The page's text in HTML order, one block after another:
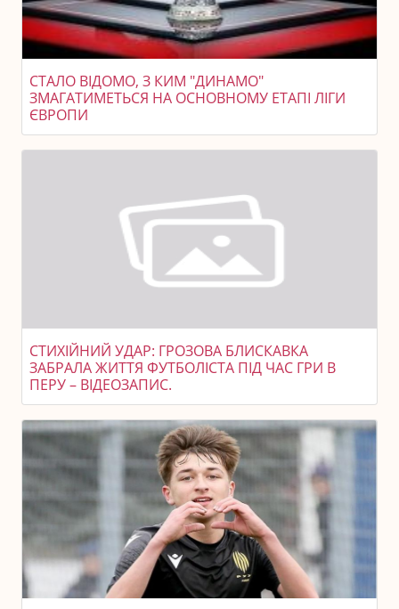
СТАЛО ВІДОМО, З КИМ "ДИНАМО"
ЗМАГАТИМЕТЬСЯ НА ОСНОВНОМУ ЕТАПІ ЛІГИ
ЄВРОПИ
СТИХІЙНИЙ УДАР: ГРОЗОВА БЛИСКАВКА
ЗАБРАЛА ЖИТТЯ ФУТБОЛІСТА ПІД ЧАС ГРИ В
ПЕРУ – ВІДЕОЗАПИС.